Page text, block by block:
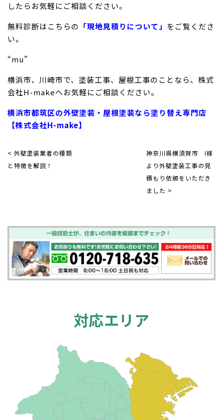
したらお気軽にご相談ください。
無料診断はこちらの 「現地見積りについて」 をご覧くださ
い。
“mu”
横浜市、川崎市で、塗装工事、屋根工事のことなら、株式
会社H-makeへお気軽にご相談ください。
横浜市都筑区の外壁塗装・屋根塗装なら塗り替え専門店
【株式会社H-make】
< 外壁塗装業者の種類
と特徴を解説！
神奈川県横須賀市 I様
より外壁塗装工事の見
積もり依頼をいただき
ました >
対応エリア